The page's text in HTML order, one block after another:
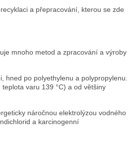
a přepracování, kterou se zde
mnoho metod a zpracování a výroby
po polyethylenu a polypropylenu.
varu 139 °C) a od většiny
náročnou elektrolýzou vodného
a karcinogenní